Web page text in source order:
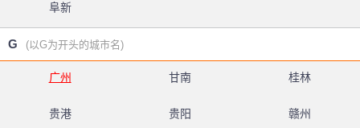
阜新
G (以G为开头的城市名)
广州 甘南 桂林
贵港 贵阳 赣州